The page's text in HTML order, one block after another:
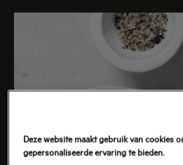
Deze website maakt gebruik van cookies
gepersonaliseerde ervaring te bieden.